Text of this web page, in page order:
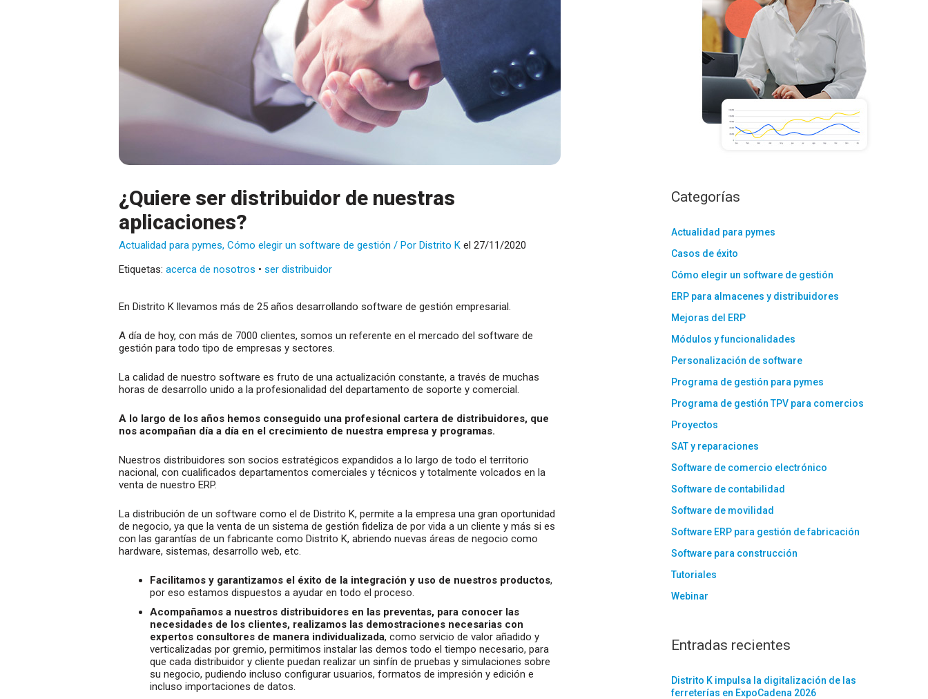
¿Quiere ser distribuidor de nuestras
aplicaciones?
Actualidad para pymes,Cómo elegir un software de gestión / PorDistrito K el 27/11/2020
Etiquetas:acerca de nosotros •ser distribuidor
En Distrito K llevamos más de 25 años desarrollando software de gestión empresarial.
A día de hoy, con más de 7000 clientes, somos un referente en el mercado del software de
gestión para todo tipo de empresas y sectores.
La calidad de nuestro software es fruto de una actualización constante, a través de muchas
horas de desarrollo unido a la profesionalidad del departamento de soporte y comercial.
A lo largo de los años hemos conseguido una profesional cartera de distribuidores, que
nos acompañan día a día en el crecimiento de nuestra empresa y programas.
Nuestros distribuidores son socios estratégicos expandidos a lo largo de todo el territorio
nacional, con cualificados departamentos comerciales y técnicos y totalmente volcados en la
venta de nuestro ERP.
La distribución de un software como el de Distrito K, permite a la empresa una gran oportunidad
de negocio, ya que la venta de un sistema de gestión fideliza de por vida a un cliente y más si es
con las garantías de un fabricante como Distrito K, abriendo nuevas áreas de negocio como
hardware, sistemas, desarrollo web, etc.
Facilitamos y garantizamos el éxito de la integración y uso de nuestros productos,
por eso estamos dispuestos a ayudar en todo el proceso.
Acompañamos a nuestros distribuidores en las preventas, para conocer las
necesidades de los clientes, realizamos las demostraciones necesarias con
expertos consultores de manera individualizada, como servicio de valor añadido y
verticalizadas por gremio, permitimos instalar las demos todo el tiempo necesario, para
que cada distribuidor y cliente puedan realizar un sinfín de pruebas y simulaciones sobre
su negocio, pudiendo incluso configurar usuarios, formatos de impresión y edición e
incluso importaciones de datos.
Categorías
Actualidad para pymes
Casos de éxito
Cómo elegir un software de gestión
ERP para almacenes y distribuidores
Mejoras del ERP
Módulos y funcionalidades
Personalización de software
Programa de gestión para pymes
Programa de gestión TPV para comercios
Proyectos
SAT y reparaciones
Software de comercio electrónico
Software de contabilidad
Software de movilidad
Software ERP para gestión de fabricación
Software para construcción
Tutoriales
Webinar
Entradas recientes
Distrito K impulsa la digitalización de las
ferreterías en ExpoCadena 2026